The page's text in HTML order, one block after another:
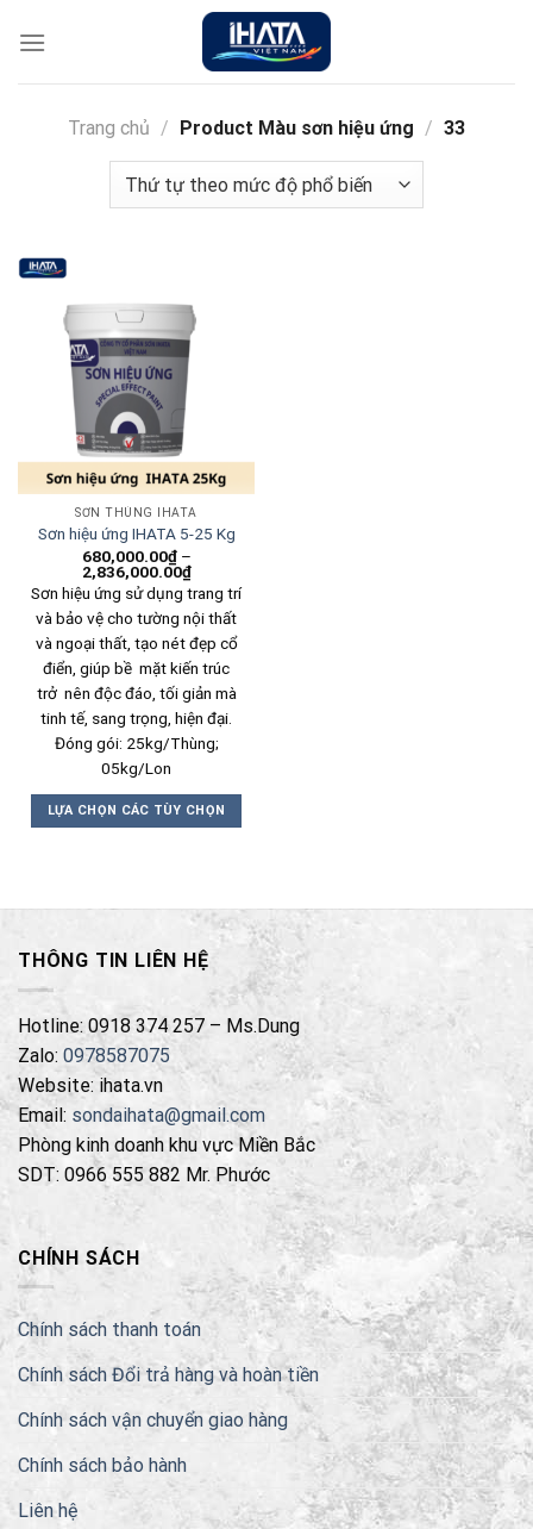
đến
Trang chủ / Product Màu sơn hiệu ứng / 33
SƠN THÙNG IHATA
Sơn hiệu ứng IHATA 5-25 Kg
680,000.00₫–
2,836,000.00₫
Sơn hiệu ứng sử dụng trang trí
và bảo vệ cho tường nội thất
và ngoại thất, tạo nét đẹp cổ
điển, giúp bề mặt kiến trúc
trở nên độc đáo, tối giản mà
tinh tế, sang trọng, hiện đại.
Đóng gói: 25kg/Thùng;
05kg/Lon
LỰA CHỌN CÁC TÙY CHỌN
có
biến
tùy
chọn
có
thể
được
chọn
trang
phẩm
THÔNG TIN LIÊN HỆ
Hotline: 0918 374 257 – Ms.Dung
Zalo: 0978587075
Website: ihata.vn
Email: sondaihata@gmail.com
Phòng kinh doanh khu vực Miền Bắc
SDT: 0966 555 882 Mr. Phước
CHÍNH SÁCH
Chính sách thanh toán
Chính sách Đổi trả hàng và hoàn tiền
Chính sách vận chuyển giao hàng
Chính sách bảo hành
Liên hệ